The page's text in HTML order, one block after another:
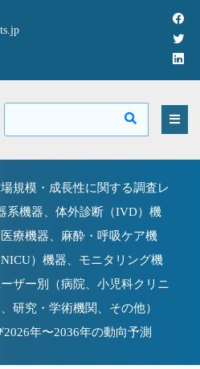
規模・成長性に関する調査レ
系機器、体外診断（IVD）機
療機器、麻酔・呼吸ケア機
）機器、モニタリング機
ザー別（病院、小児科クリニ
研究・学術機関、その他）
年〜2036年の動向予測